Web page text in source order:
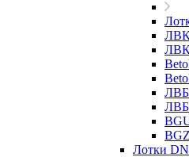
ЛВБ
ЛВБ
Лотки